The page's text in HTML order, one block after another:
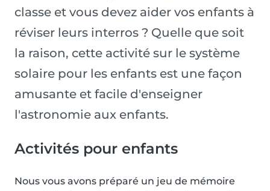
classe et vous devez aider vos enfants à
réviser leurs interros ? Quelle que soit
la raison, cette activité sur le système
solaire pour les enfants est une façon
amusante et facile d'enseigner
l'astronomie aux enfants.
Activités pour enfants
Nous vous avons préparé un jeu de mémoire